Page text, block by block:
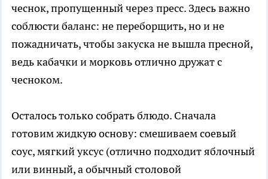
чеснок, пропущенный через пресс. Здесь важно
соблюсти баланс: не переборщить, но и не
пожадничать, чтобы закуска не вышла пресной,
ведь кабачки и морковь отлично дружат с
чесноком.
Осталось только собрать блюдо. Сначала
готовим жидкую основу: смешиваем соевый
соус, мягкий уксус (отлично подходит яблочный
или винный, а обычный столовой